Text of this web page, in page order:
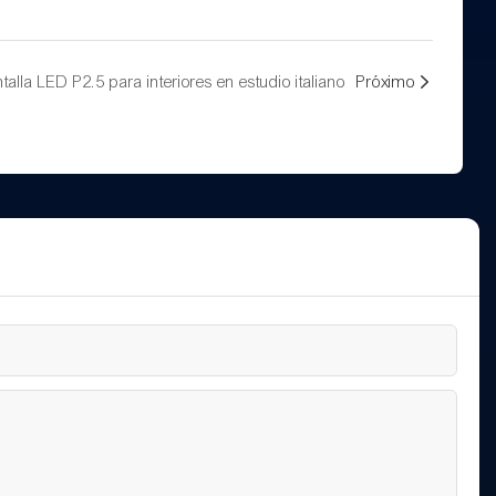
LED P2.5 para interiores en estudio italiano Próximo